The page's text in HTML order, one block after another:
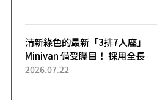
清新綠色的最新「3排7人座」
Minivan 備受矚目！ 採用全長
4.7公尺剛剛好的車身尺寸與
2026.07.22